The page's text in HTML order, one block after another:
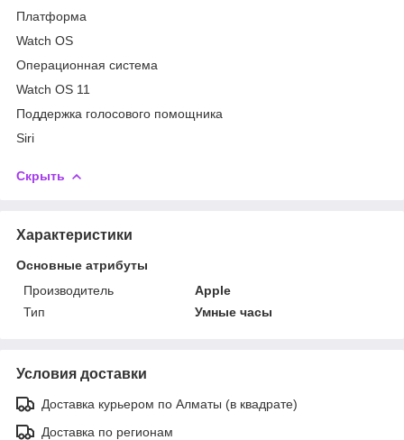
Платформа
Watch OS
Операционная система
Watch OS 11
Поддержка голосового помощника
Siri
Скрыть
Характеристики
Основные атрибуты
Производитель
Apple
Тип
Умные часы
Условия доставки
Доставка курьером по Алматы (в квадрате)
Доставка по регионам